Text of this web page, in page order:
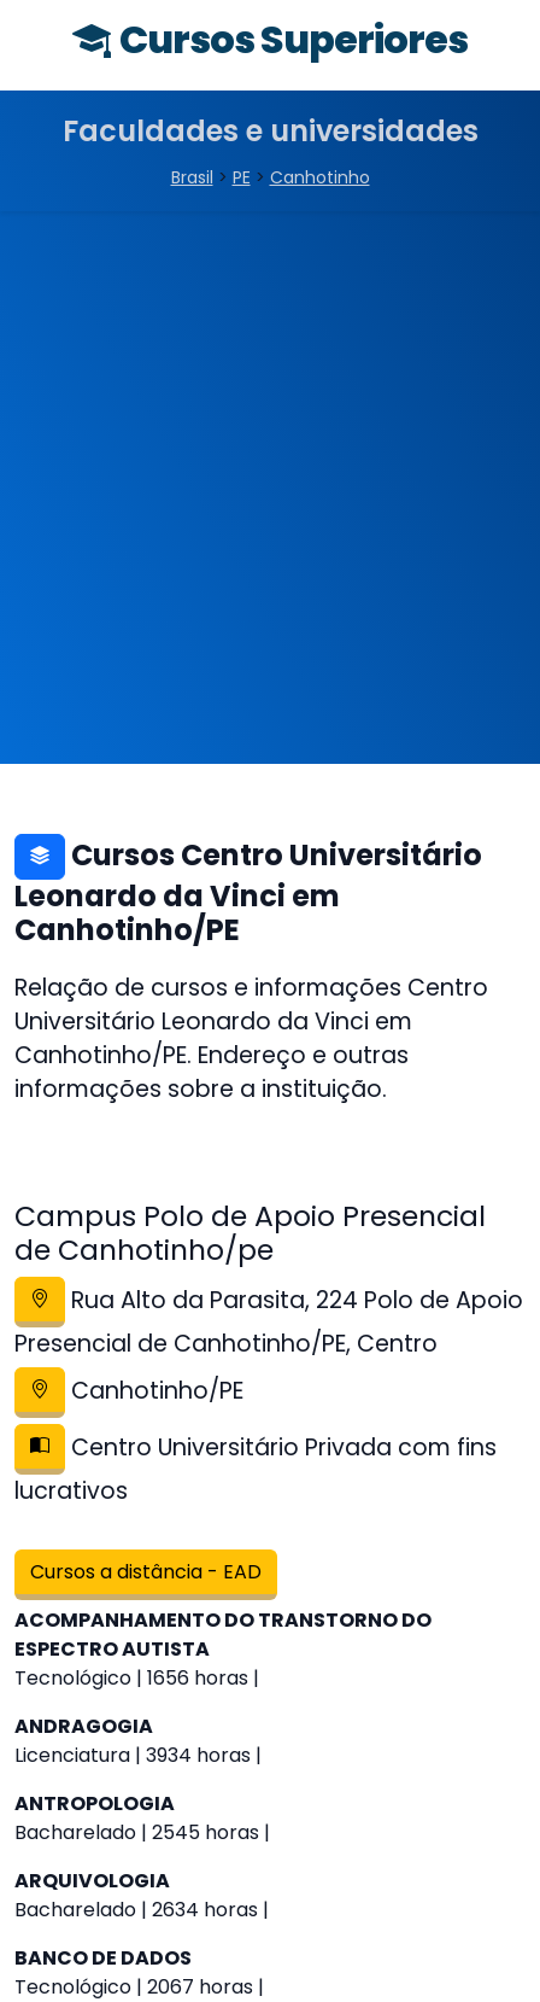
Cursos Superiores
Faculdades e universidades
Brasil > PE > Canhotinho
Cursos Centro Universitário
Leonardo da Vinci em
Canhotinho/PE
Relação de cursos e informações Centro
Universitário Leonardo da Vinci em
Canhotinho/PE. Endereço e outras
informações sobre a instituição.
Campus Polo de Apoio Presencial
de Canhotinho/pe
Rua Alto da Parasita, 224 Polo de Apoio
Presencial de Canhotinho/PE, Centro
Canhotinho/PE
Centro Universitário Privada com fins
lucrativos
Cursos a distância - EAD
ACOMPANHAMENTO DO TRANSTORNO DO
ESPECTRO AUTISTA
Tecnológico | 1656 horas |
ANDRAGOGIA
Licenciatura | 3934 horas |
ANTROPOLOGIA
Bacharelado | 2545 horas |
ARQUIVOLOGIA
Bacharelado | 2634 horas |
BANCO DE DADOS
Tecnológico | 2067 horas |